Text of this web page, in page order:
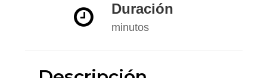
Duración
minutos